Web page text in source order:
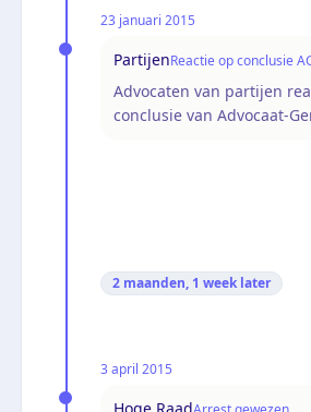
23 januari 2015
PartijenReactie op conclusie
Advocaten van partijen
conclusie van Advocaat-
2 maanden, 1 week later
3 april 2015
Hoge Raad